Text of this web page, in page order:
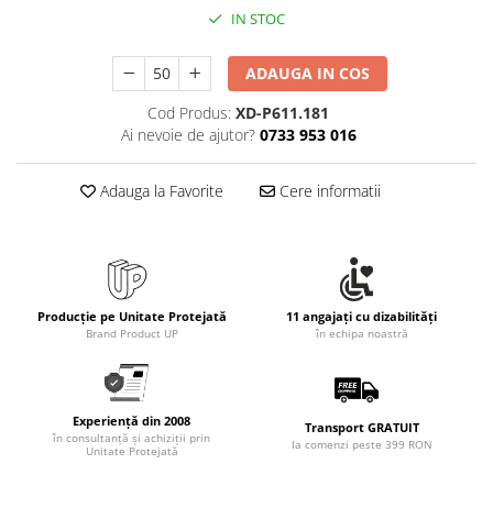
Carioci si creioane colorate
Rezerve instrumente scris
Tavite documente si suporturi
Foarfece pentru birou
Curatenie si igiena
Produse Antibacteriene
Articole pentru baie
Articole pentru bucatarie
Maturi, mopuri si galeti
Hartie igienica, prosoape hartie si
IN STOC
ADAUGA IN COS
Cod Produs: XD-P611.181
Ai nevoie de ajutor? 0733 953 016
Adauga la Favorite Cere informatii
Producție pe Unitate Protejată
Brand Product UP
11 angajați cu dizabilități
în echipa noastră
Experiență din 2008
în consultanță și achiziții prin
Unitate Protejată
Transport GRATUIT
la comenzi peste 399 RON